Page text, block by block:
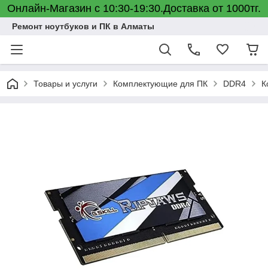
Онлайн-Магазин с 10:30-19:30.Доставка от 1000тг.
Ремонт ноутбуков и ПК в Алматы
Товары и услуги Комплектующие для ПК DDR4